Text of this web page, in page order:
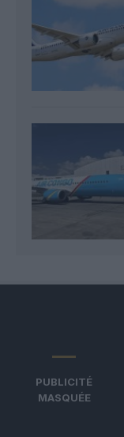
PUBLICITÉ
MASQUÉE